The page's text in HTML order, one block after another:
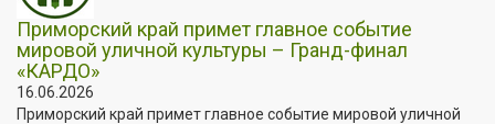
Приморский край примет главное событие
мировой уличной культуры – Гранд-финал
«КАРДО»
16.06.2026
Приморский край примет главное событие мировой уличной